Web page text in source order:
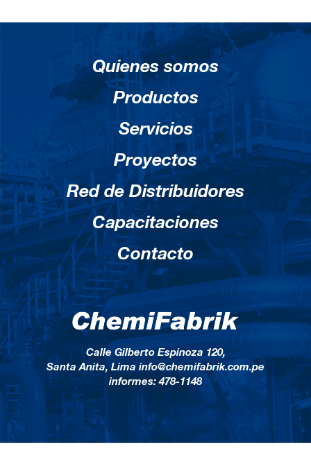
Quienes somos
Productos
Servicios
Proyectos
Red de Distribuidores
Capacitaciones
Contacto
Calle Gilberto Espinoza 120,
Santa Anita, Lima info@chemifabrik.com.pe
informes: 478-1148